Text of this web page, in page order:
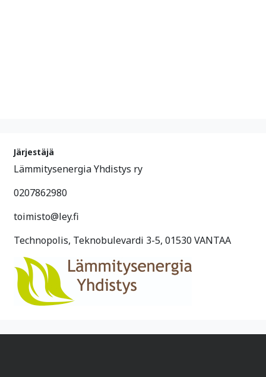
Järjestäjä
Lämmitysenergia Yhdistys ry
0207862980
toimisto@ley.fi
Technopolis, Teknobulevardi 3-5, 01530 VANTAA